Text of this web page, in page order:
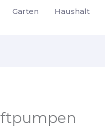
Garten Haushalt